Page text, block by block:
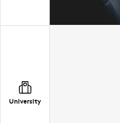
University